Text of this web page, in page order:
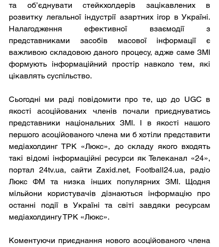
та об’єднувати стейкхолдерів зацікавлених в
розвитку легальної індустрії азартних ігор в Україні.
Налагодження ефективної взаємодії з
представниками засобів масової інформації є
важливою складовою даного процесу, адже саме ЗМІ
формують інформаційний простір навколо тем, які
цікавлять суспільство.
Сьогодні ми раді повідомити про те, що до UGC в
якості асоційованих членів почали приєднуватись
представники національних ЗМІ. І в якості нашого
першого асоційованого члена ми б хотіли представити
медіахолдинг ТРК «Люкс», до складу якого входять
такі відомі інформаційні ресурси як Телеканал «24»,
портал 24tv.ua, сайти Zaxid.net, Football24.ua, радіо
Люкс ФМ та низка інших популярних ЗМІ. Щодня
мільйони користувачів дізнаються інформацію про
останні події в Україні та світі завдяки ресурсам
медіахолдингу ТРК «Люкс».
Коментуючи приєднання нового асоційованого члена